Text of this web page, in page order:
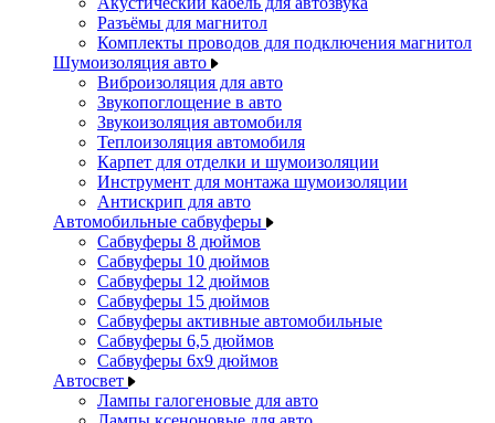
Разъёмы для магнитол
Комплекты проводов для подключения магнитол
Шумоизоляция авто
Виброизоляция для авто
Звукопоглощение в авто
Звукоизоляция автомобиля
Теплоизоляция автомобиля
Карпет для отделки и шумоизоляции
Инструмент для монтажа шумоизоляции
Антискрип для авто
Автомобильные сабвуферы
Сабвуферы 8 дюймов
Сабвуферы 10 дюймов
Сабвуферы 12 дюймов
Сабвуферы 15 дюймов
Сабвуферы активные автомобильные
Сабвуферы 6,5 дюймов
Сабвуферы 6x9 дюймов
Автосвет
Лампы галогеновые для авто